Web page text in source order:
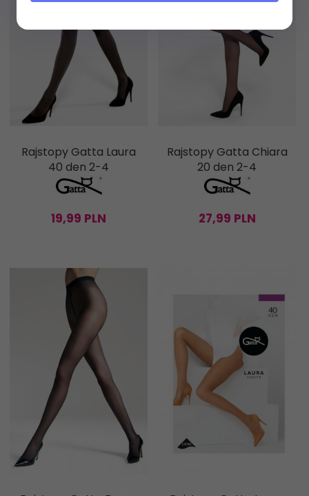
Rajstopy Gatta Laura
40 den 2-4
19,99 PLN
Rajstopy Gatta Chiara
20 den 2-4
27,99 PLN